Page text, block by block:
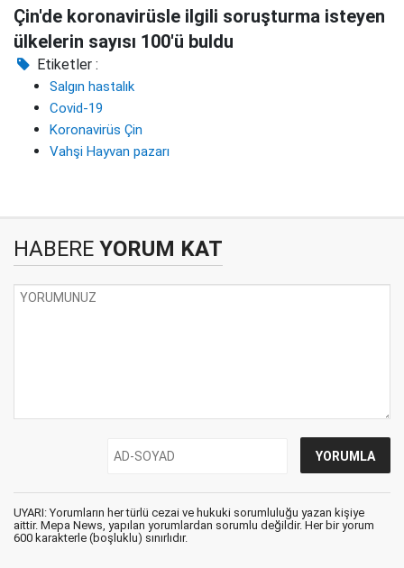
Çin'de koronavirüsle ilgili soruşturma isteyen
ülkelerin sayısı 100'ü buldu
Etiketler :
Salgın hastalık
Covid-19
Koronavirüs Çin
Vahşi Hayvan pazarı
HABERE YORUM KAT
UYARI: Yorumların her türlü cezai ve hukuki sorumluluğu yazan kişiye
aittir. Mepa News, yapılan yorumlardan sorumlu değildir. Her bir yorum
600 karakterle (boşluklu) sınırlıdır.